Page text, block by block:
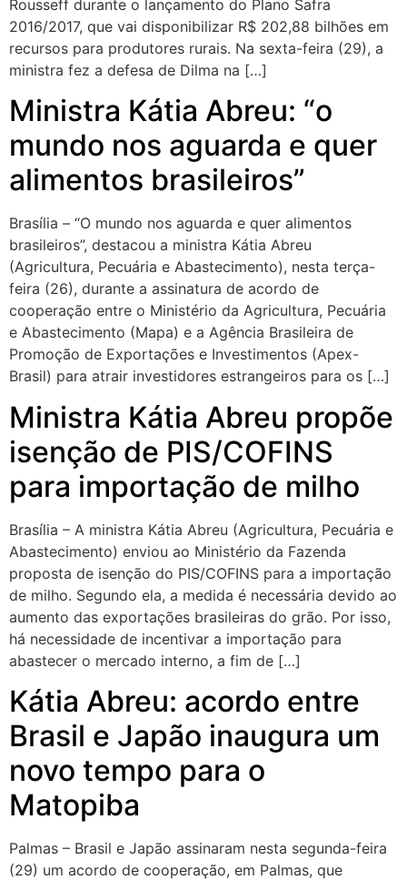
Rousseff durante o lançamento do Plano Safra
2016/2017, que vai disponibilizar R$ 202,88 bilhões em
recursos para produtores rurais. Na sexta-feira (29), a
ministra fez a defesa de Dilma na […]
Ministra Kátia Abreu: “o
mundo nos aguarda e quer
alimentos brasileiros”
Brasília – “O mundo nos aguarda e quer alimentos
brasileiros”, destacou a ministra Kátia Abreu
(Agricultura, Pecuária e Abastecimento), nesta terça-
feira (26), durante a assinatura de acordo de
cooperação entre o Ministério da Agricultura, Pecuária
e Abastecimento (Mapa) e a Agência Brasileira de
Promoção de Exportações e Investimentos (Apex-
Brasil) para atrair investidores estrangeiros para os […]
Ministra Kátia Abreu propõe
isenção de PIS/COFINS
para importação de milho
Brasília – A ministra Kátia Abreu (Agricultura, Pecuária e
Abastecimento) enviou ao Ministério da Fazenda
proposta de isenção do PIS/COFINS para a importação
de milho. Segundo ela, a medida é necessária devido ao
aumento das exportações brasileiras do grão. Por isso,
há necessidade de incentivar a importação para
abastecer o mercado interno, a fim de […]
Kátia Abreu: acordo entre
Brasil e Japão inaugura um
novo tempo para o
Matopiba
Palmas – Brasil e Japão assinaram nesta segunda-feira
(29) um acordo de cooperação, em Palmas, que